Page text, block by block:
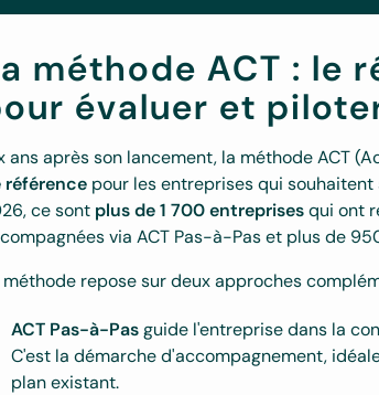
méthode ACT : le
évaluer et
ans après son lancement, la méthode ACT
référence pour les entreprises qui
ce sont plus de 1 700 entreprisesqui ont
via ACT Pas-à-Pas et plus de
méthode repose sur deux approches
ACT Pas-à-Pasguide l'entreprise dans la
C'est la démarche d'accompagnement,
plan existant.